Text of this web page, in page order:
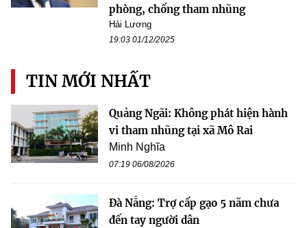
phòng, chống tham nhũng
Hải Lương
19:03 01/12/2025
TIN MỚI NHẤT
Quảng Ngãi: Không phát hiện hành
vi tham nhũng tại xã Mô Rai
Minh Nghĩa
07:19 06/08/2026
Đà Nẵng: Trợ cấp gạo 5 năm chưa
đến tay người dân